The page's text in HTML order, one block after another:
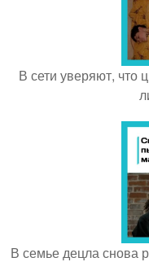
В сети уверяют, что
В семье децла снова